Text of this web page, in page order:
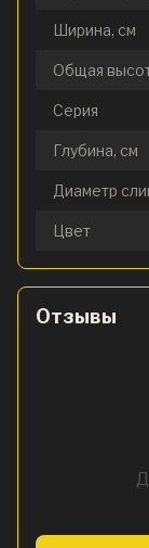
Ширина, см
Общая
Серия
Глубина, см
Диаметр
Цвет
Отзывы